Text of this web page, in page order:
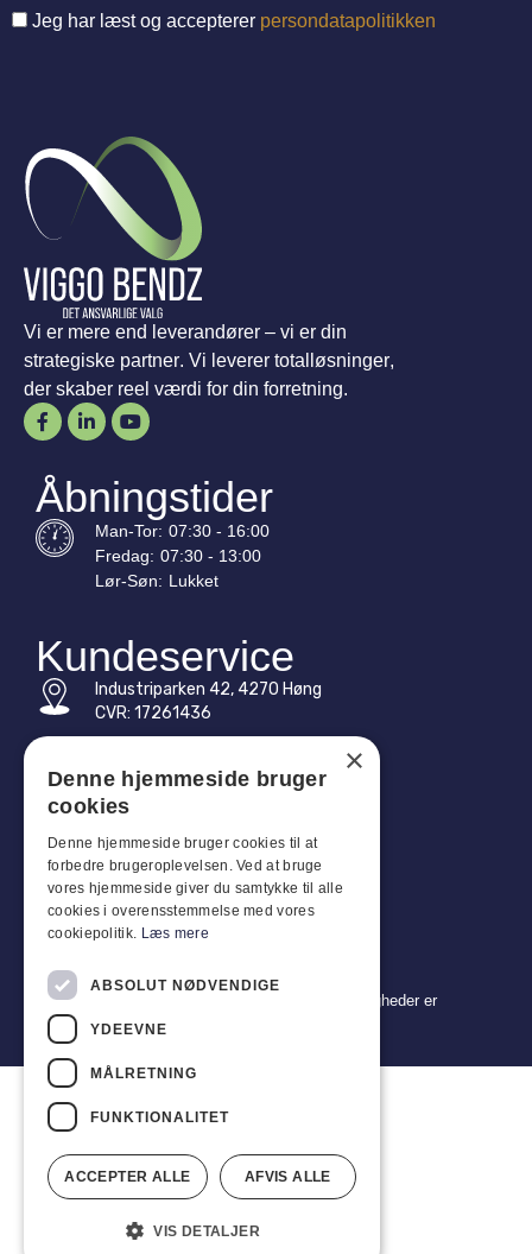
Jeg har læst og accepterer persondatapolitikken
Vi er mere end leverandører – vi er din
strategiske partner. Vi leverer totalløsninger,
der skaber reel værdi for din forretning.
Åbningstider
Man-Tor: 07:30 - 16:00
Fredag: 07:30 - 13:00
Lør-Søn: Lukket
Kundeservice
Industriparken 42, 4270 Høng
CVR: 17261436
E-mail: vb@viggobendz.dk
Quicklinks
Persondatapolitik
Salgs- og leveringsbetingelser
Copyright 2024 © Viggo Bendz. Alle rettigheder er
×
Denne hjemmeside bruger
cookies
Denne hjemmeside bruger cookies til at
forbedre brugeroplevelsen. Ved at bruge
vores hjemmeside giver du samtykke til alle
cookies i overensstemmelse med vores
cookiepolitik. Læs mere
ABSOLUT NØDVENDIGE
YDEEVNE
MÅLRETNING
FUNKTIONALITET
ACCEPTER ALLE AFVIS ALLE
VIS DETALJER